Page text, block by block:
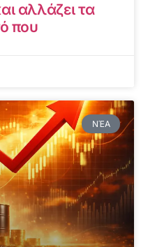
αλλάζει τα
που
ΝΈΑ